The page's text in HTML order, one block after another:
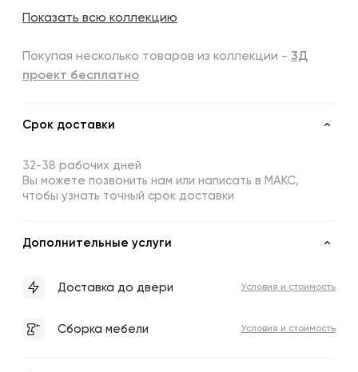
Показать всю коллекцию
Покупая несколько товаров из коллекции - 3Д
проект бесплатно
Срок доставки
32-38 рабочих дней
Вы можете позвонить нам или написать в МАКС,
чтобы узнать точный срок доставки
Дополнительные услуги
Доставка до двери Условия и стоимость
Сборка мебели Условия и стоимость